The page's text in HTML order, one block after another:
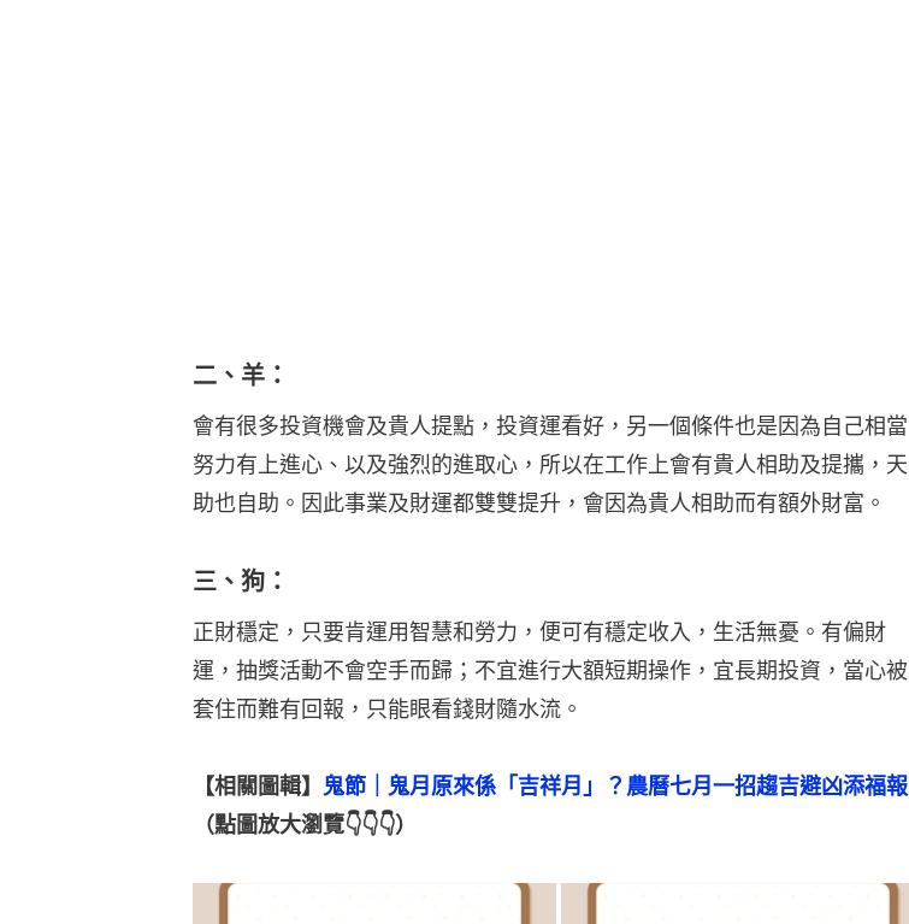
二、羊：
會有很多投資機會及貴人提點，投資運看好，另一個條件也是因為自己相當
努力有上進心、以及強烈的進取心，所以在工作上會有貴人相助及提攜，天
助也自助。因此事業及財運都雙雙提升，會因為貴人相助而有額外財富。
三、狗：
正財穩定，只要肯運用智慧和勞力，便可有穩定收入，生活無憂。有偏財
運，抽獎活動不會空手而歸；不宜進行大額短期操作，宜長期投資，當心被
套住而難有回報，只能眼看錢財隨水流。
【相關圖輯】 鬼節｜鬼月原來係「吉祥月」？農曆七月一招趨吉避凶添福報
（點圖放大瀏覽👇👇👇）